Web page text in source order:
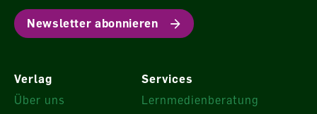
Newsletter abonnieren
Verlag
Über uns
Services
Lernmedienberatung